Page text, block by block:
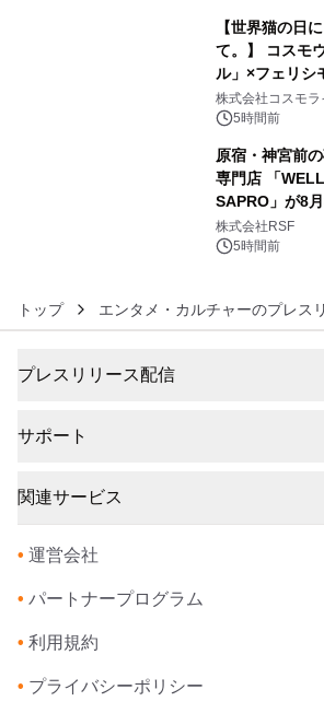
【世界猫の日
て。】 コスモ
ル」×フェリシ
ャンペーンを
株式会社コスモラ
5時間前
原宿・神宮前
専門店 「
SAPRO」が8
株式会社RSF
5時間前
トップ エンタメ・カルチャーのプレス
プレスリリース配信
サポート
関連サービス
• 運営会社
• パートナープログラム
• 利用規約
• プライバシーポリシー